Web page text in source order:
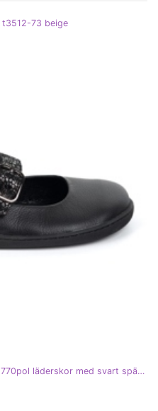
t3512-73 beige
Barfota kvinnors ballerinas olivier 1770pol läderskor med svart spänne